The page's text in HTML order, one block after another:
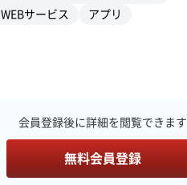
WEBサービス
アプリ
会員登録後に詳細を閲覧できます
無料会員登録